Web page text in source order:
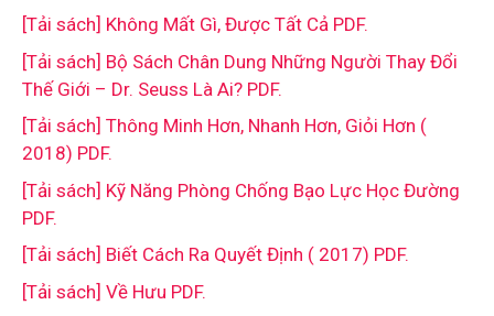
[Tải sách] Không Mất Gì, Được Tất Cả PDF.
[Tải sách] Bộ Sách Chân Dung Những Người Thay Đổi
Thế Giới – Dr. Seuss Là Ai? PDF.
[Tải sách] Thông Minh Hơn, Nhanh Hơn, Giỏi Hơn (
2018) PDF.
[Tải sách] Kỹ Năng Phòng Chống Bạo Lực Học Đường
PDF.
[Tải sách] Biết Cách Ra Quyết Định ( 2017) PDF.
[Tải sách] Về Hưu PDF.